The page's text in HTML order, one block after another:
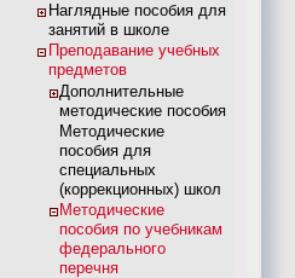
Наглядные пособия для
занятий в школе
Преподавание учебных
предметов
Дополнительные
методические пособия
Методические
пособия для
специальных
(коррекционных) школ
Методические
пособия по учебникам
федерального
перечня